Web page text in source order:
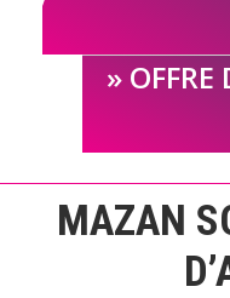
OFFRE
MAZAN